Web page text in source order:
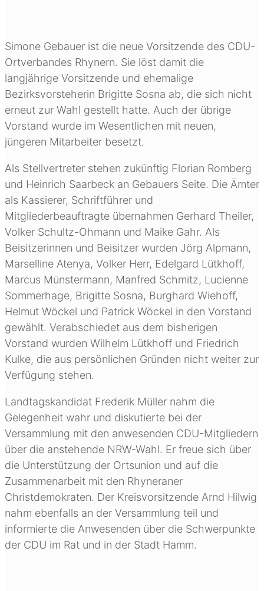
Simone Gebauer ist die neue Vorsitzende des CDU-
Ortverbandes Rhynern. Sie löst damit die
langjährige Vorsitzende und ehemalige
Bezirksvorsteherin Brigitte Sosna ab, die sich nicht
erneut zur Wahl gestellt hatte. Auch der übrige
Vorstand wurde im Wesentlichen mit neuen,
jüngeren Mitarbeiter besetzt.
Als Stellvertreter stehen zukünftig Florian Romberg
und Heinrich Saarbeck an Gebauers Seite. Die Ämter
als Kassierer, Schriftführer und
Mitgliederbeauftragte übernahmen Gerhard Theiler,
Volker Schultz-Ohmann und Maike Gahr. Als
Beisitzerinnen und Beisitzer wurden Jörg Alpmann,
Marselline Atenya, Volker Herr, Edelgard Lütkhoff,
Marcus Münstermann, Manfred Schmitz, Lucienne
Sommerhage, Brigitte Sosna, Burghard Wiehoff,
Helmut Wöckel und Patrick Wöckel in den Vorstand
gewählt. Verabschiedet aus dem bisherigen
Vorstand wurden Wilhelm Lütkhoff und Friedrich
Kulke, die aus persönlichen Gründen nicht weiter zur
Verfügung stehen.
Landtagskandidat Frederik Müller nahm die
Gelegenheit wahr und diskutierte bei der
Versammlung mit den anwesenden CDU-Mitgliedern
über die anstehende NRW-Wahl. Er freue sich über
die Unterstützung der Ortsunion und auf die
Zusammenarbeit mit den Rhyneraner
Christdemokraten. Der Kreisvorsitzende Arnd Hilwig
nahm ebenfalls an der Versammlung teil und
informierte die Anwesenden über die Schwerpunkte
der CDU im Rat und in der Stadt Hamm.